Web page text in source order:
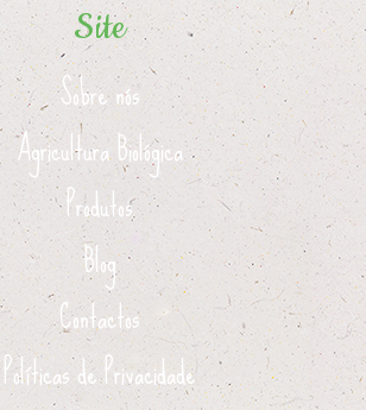
Site
Sobre nós
Agricultura Biológica
Produtos
Blog
Contactos
Políticas de Privacidade